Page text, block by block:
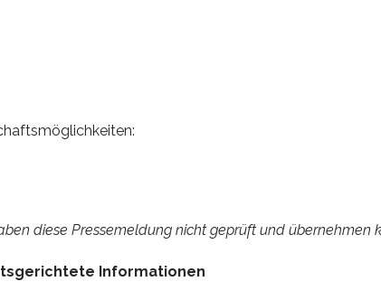
diese Pressemeldung nicht geprüft und
Informationen